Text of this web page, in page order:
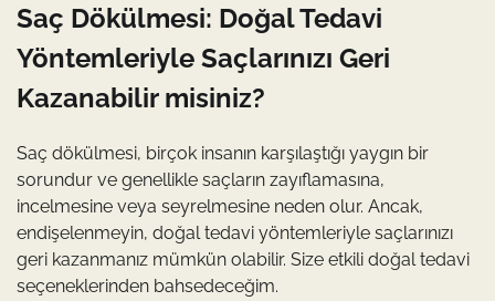
Saç Dökülmesi: Doğal Tedavi
Yöntemleriyle Saçlarınızı Geri
Kazanabilir misiniz?
Saç dökülmesi, birçok insanın karşılaştığı yaygın bir
sorundur ve genellikle saçların zayıflamasına,
incelmesine veya seyrelmesine neden olur. Ancak,
endişelenmeyin, doğal tedavi yöntemleriyle saçlarınızı
geri kazanmanız mümkün olabilir. Size etkili doğal tedavi
seçeneklerinden bahsedeceğim.